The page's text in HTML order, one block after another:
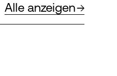
Alle anzeigen